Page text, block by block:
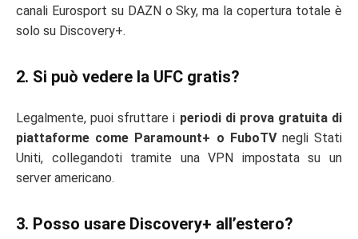
canali Eurosport su DAZN o Sky, ma la copertura totale è
solo su Discovery+.
2. Si può vedere la UFC gratis?
Legalmente, puoi sfruttare i periodi di prova gratuita di
piattaforme come Paramount+ o FuboTVnegli Stati
Uniti, collegandoti tramite una VPN impostata su un
server americano.
3. Posso usare Discovery+ all’estero?